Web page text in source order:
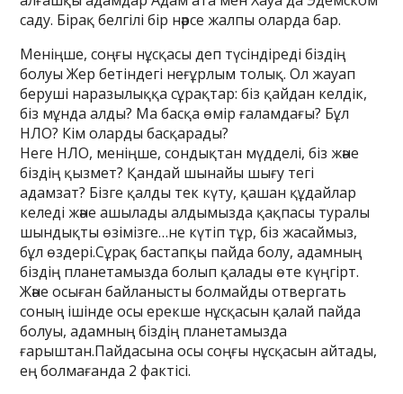
саду. Бірақ белгілі бір нәрсе жалпы оларда бар.
Меніңше, соңғы нұсқасы деп түсіндіреді біздің
болуы Жер бетіндегі неғұрлым толық. Ол жауап
беруші наразылыққа сұрақтар: біз қайдан келдік,
біз мұнда алды? Ма басқа өмір ғаламдағы? Бұл
НЛО? Кім оларды басқарады?
Неге НЛО, меніңше, сондықтан мүдделі, біз және
біздің қызмет? Қандай шынайы шығу тегі
адамзат? Бізге қалды тек күту, қашан құдайлар
келеді және ашылады алдымызда қақпасы туралы
шындықты өзімізге…не күтіп тұр, біз жасаймыз,
бұл өздері.Сұрақ бастапқы пайда болу, адамның
біздің планетамызда болып қалады өте күңгірт.
Және осыған байланысты болмайды отвергать
соның ішінде осы ерекше нұсқасын қалай пайда
болуы, адамның біздің планетамызда
ғарыштан.Пайдасына осы соңғы нұсқасын айтады,
ең болмағанда 2 фактісі.